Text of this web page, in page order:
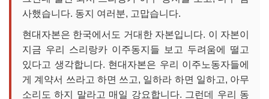
사했습니다. 동지 여러분, 고맙습니다.
현대자본은 한국에서도 거대한 자본입니다. 이 자본이
지금 우리 스리랑카 이주동지들 보고 두려움에 떨고
있다고 생각합니다. 현대자본은 우리 이주노동자들에
게 계약서 쓰라고 하면 쓰고, 일하라 하면 일하고, 아무
소리도 하지 말라고 매일 강요합니다. 그런데 우리 동